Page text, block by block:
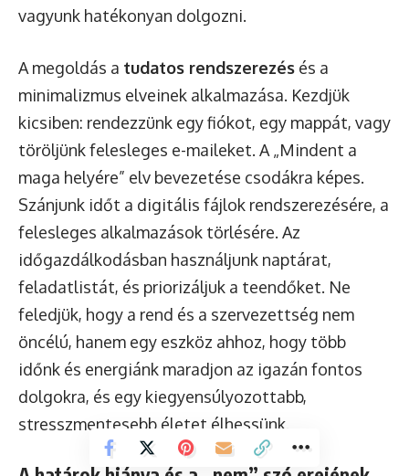
vagyunk hatékonyan dolgozni.
A megoldás a tudatos rendszerezés és a
minimalizmus elveinek alkalmazása. Kezdjük
kicsiben: rendezzünk egy fiókot, egy mappát, vagy
töröljünk felesleges e-maileket. A „Mindent a
maga helyére” elv bevezetése csodákra képes.
Szánjunk időt a digitális fájlok rendszerezésére, a
felesleges alkalmazások törlésére. Az
időgazdálkodásban használjunk naptárat,
feladatlistát, és priorizáljuk a teendőket. Ne
feledjük, hogy a rend és a szervezettség nem
öncélú, hanem egy eszköz ahhoz, hogy több
időnk és energiánk maradjon az igazán fontos
dolgokra, és egy kiegyensúlyozottabb,
stresszmentesebb életet élhessünk.